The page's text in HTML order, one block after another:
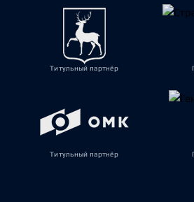
Титульный партнёр
Титульный партнёр